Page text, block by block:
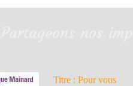
Titre : Pour vous